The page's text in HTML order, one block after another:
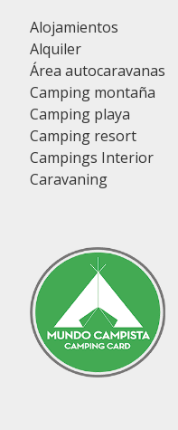
Alojamientos
Alquiler
Área autocaravanas
Camping montaña
Camping playa
Camping resort
Campings Interior
Caravaning